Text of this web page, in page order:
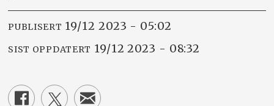
PUBLISERT 19/12 2023 - 05:02
SIST OPPDATERT 19/12 2023 - 08:32